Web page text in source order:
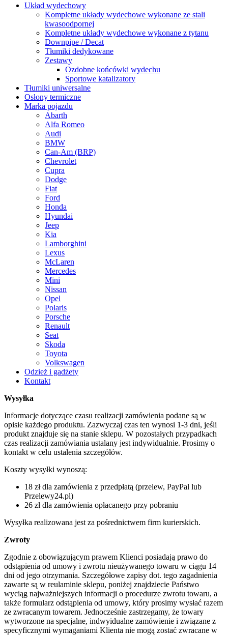
Układ wydechowy
Kompletne układy wydechowe wykonane ze stali
kwasoodpornej
Kompletne układy wydechowe wykonane z tytanu
Downpipe / Decat
Tłumiki dedykowane
Zestawy
Ozdobne końcówki wydechu
Sportowe katalizatory
Tłumiki uniwersalne
Osłony termiczne
Marka pojazdu
Abarth
Alfa Romeo
Audi
BMW
Can-Am (BRP)
Chevrolet
Cupra
Dodge
Fiat
Ford
Honda
Hyundai
Jeep
Kia
Lamborghini
Lexus
McLaren
Mercedes
Mini
Nissan
Opel
Polaris
Porsche
Renault
Seat
Skoda
Toyota
Volkswagen
Odzież i gadżety
Kontakt
Wysyłka
Informacje dotyczące czasu realizacji zamówienia podane są w
opisie każdego produktu. Zazwyczaj czas ten wynosi 1-3 dni, jeśli
produkt znajduje się na stanie sklepu. W pozostałych przypadkach
czas realizacji zamówiania ustalany jest indywidualnie. Prosimy o
kontakt w celu ustalenia szczegółów.
Koszty wysyłki wynoszą:
18 zł dla zamówienia z przedpłatą (przelew, PayPal lub
Przelewy24.pl)
26 zł dla zamówienia opłacanego przy pobraniu
Wysyłka realizowana jest za pośrednictwem firm kurierskich.
Zwroty
Zgodnie z obowiązującym prawem Klienci posiadają prawo do
odstąpienia od umowy i zwrotu nieużywanego towaru w ciągu 14
dni od jego otrzymania. Szczegółowe zapisy dot. tego zagadnienia
zawarte są w reulaminie sklepu, poniżej znajdziecie Państwo
wyciąg najważniejszych informacji o procedurze zwrotu towaru, a
także formularz odstąpienia od umowy, który prosimy wysłać razem
ze zwracanym towarem. Jednocześnie zastrzegamy, że towary
wytworzone na specjalne, indwyidualne zamówienie i związane z
specyficznymi wymaganiami Klienta nie mogą zostać zwracane w